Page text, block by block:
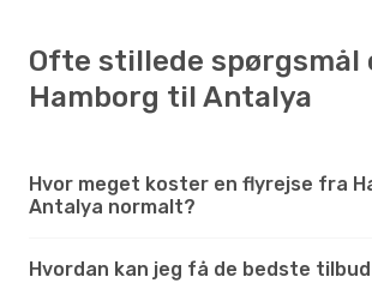
Ofte stillede spørgsmål
Hamborg til Antalya
Hvor meget koster en flyrejse fra
Antalya normalt?
Hvordan kan jeg få de bedste